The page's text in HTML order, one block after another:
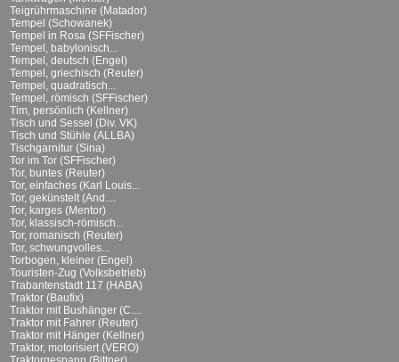
Teigrührmaschine (Matador)
Tempel (Schowanek)
Tempel in Rosa (SFFischer)
Tempel, babylonisch...
Tempel, deutsch (Engel)
Tempel, griechisch (Reuter)
Tempel, quadratisch...
Tempel, römisch (SFFischer)
Tim, persönlich (Kellner)
Tisch und Sessel (Div. VK)
Tisch und Stühle (ALLBA)
Tischgarnitur (Sina)
Tor im Tor (SFFischer)
Tor, buntes (Reuter)
Tor, einfaches (Karl Louis...
Tor, gekünstelt (And....
Tor, karges (Mentor)
Tor, klassisch-römisch...
Tor, romanisch (Reuter)
Tor, schwungvolles...
Torbogen, kleiner (Engel)
Touristen-Zug (Volksbetrieb)
Trabantenstadt 117 (HABA)
Traktor (Baufix)
Traktor mit Bushänger (C....
Traktor mit Fahrer (Reuter)
Traktor mit Hänger (Kellner)
Traktor, motorisiert (VERO)